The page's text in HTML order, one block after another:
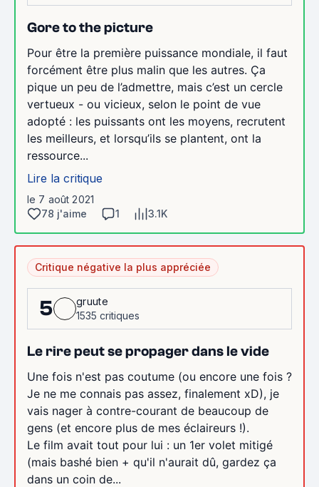
Gore to the picture
Pour être la première puissance mondiale, il faut
forcément être plus malin que les autres. Ça
pique un peu de l’admettre, mais c’est un cercle
vertueux - ou vicieux, selon le point de vue
adopté : les puissants ont les moyens, recrutent
les meilleurs, et lorsqu’ils se plantent, ont la
ressource...
Lire la critique
le 7 août 2021
78 j'aime
1 3.1K
Critique négative la plus appréciée
5
gruute
1535 critiques
Le rire peut se propager dans le vide
Une fois n'est pas coutume (ou encore une fois ?
Je ne me connais pas assez, finalement xD), je
vais nager à contre-courant de beaucoup de
gens (et encore plus de mes éclaireurs !).
Le film avait tout pour lui : un 1er volet mitigé
(mais bashé bien + qu'il n'aurait dû, gardez ça
dans un coin de...